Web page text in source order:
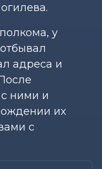
у
адреса и
ними и
их
с